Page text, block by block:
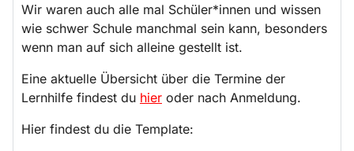
Wir waren auch alle mal Schüler*innen und wissen
wie schwer Schule manchmal sein kann, besonders
wenn man auf sich alleine gestellt ist.
Eine aktuelle Übersicht über die Termine der
Lernhilfe findest du hier oder nach Anmeldung.
Hier findest du die Template: